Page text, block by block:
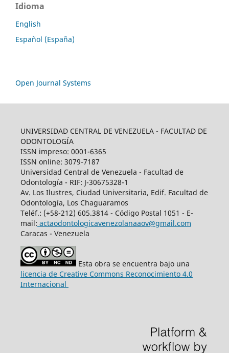
Idioma
English
Español (España)
Open Journal Systems
UNIVERSIDAD CENTRAL DE VENEZUELA - FACULTAD DE
ODONTOLOGÍA
ISSN impreso: 0001-6365
ISSN online: 3079-7187
Universidad Central de Venezuela - Facultad de
Odontología - RIF: J-30675328-1
Av. Los Ilustres, Ciudad Universitaria, Edif. Facultad de
Odontología, Los Chaguaramos
Teléf.: (+58-212) 605.3814 - Código Postal 1051 - E-
mail: actaodontologicavenezolanaaov@gmail.com
Caracas - Venezuela
Esta obra se encuentra bajo una
licencia de Creative Commons Reconocimiento 4.0
Internacional